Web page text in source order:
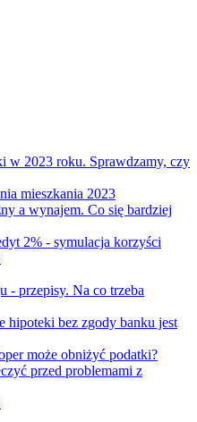
w 2023 roku. Sprawdzamy, czy
mieszkania 2023
a wynajem. Co się bardziej
2% - symulacja korzyści
- przepisy. Na co trzeba
hipoteki bez zgody banku jest
może obniżyć podatki?
przed problemami z